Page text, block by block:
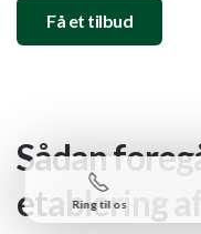
Få et tilbud
Sådan
etablering
Ring til os